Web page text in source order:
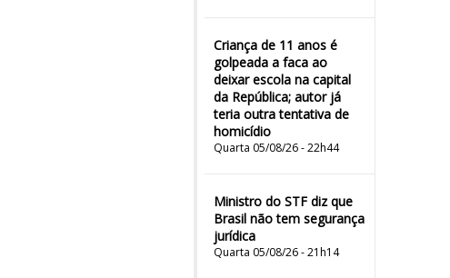
Criança de 11 anos é
golpeada a faca ao
deixar escola na capital
da República; autor já
teria outra tentativa de
homicídio
Quarta 05/08/26 - 22h44
Ministro do STF diz que
Brasil não tem segurança
jurídica
Quarta 05/08/26 - 21h14